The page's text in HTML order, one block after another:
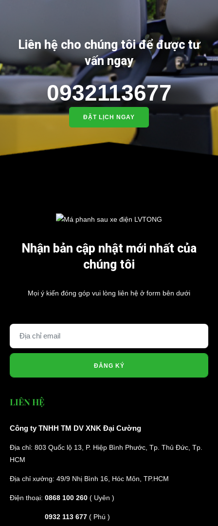
Liên hệ cho chúng tôi để được tư
vấn ngay
0932113677
ĐẶT LỊCH NGAY
Nhận bản cập nhật mới nhất của
chúng tôi
Mọi ý kiến đóng góp vui lòng liên hệ ở form bên dưới
ĐĂNG KÝ
LIÊN HỆ
Công ty TNHH TM DV XNK Đại Cường
Địa chỉ: 803 Quốc lộ 13, P. Hiệp Bình Phước, Tp. Thủ Đức, Tp.
HCM
Địa chỉ xưởng: 49/9 Nhị Bình 16, Hóc Môn, TP.HCM
Điện thoại: 0868 100 260 ( Uyên )
0932 113 677 ( Phú )